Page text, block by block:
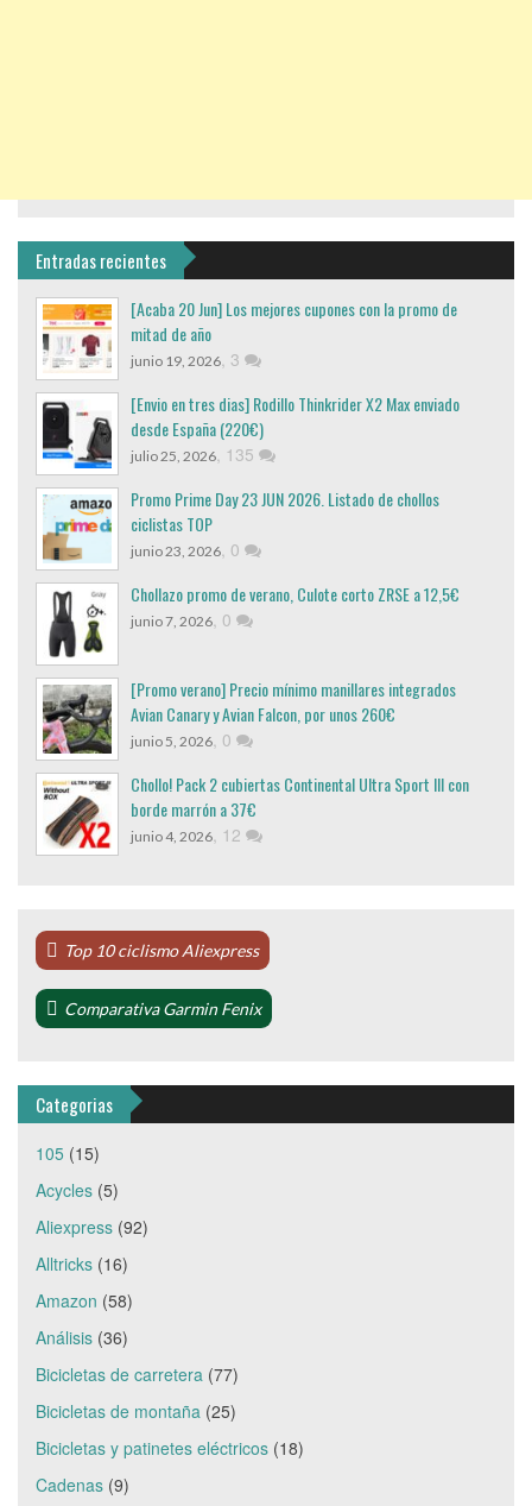
Entradas recientes
[Acaba 20 Jun] Los mejores cupones con la promo de
mitad de año
junio 19, 2026, 3
[Envio en tres dias] Rodillo Thinkrider X2 Max enviado
desde España (220€)
julio 25, 2026, 135
Promo Prime Day 23 JUN 2026. Listado de chollos
ciclistas TOP
junio 23, 2026, 0
Chollazo promo de verano, Culote corto ZRSE a 12,5€
junio 7, 2026, 0
[Promo verano] Precio mínimo manillares integrados
Avian Canary y Avian Falcon, por unos 260€
junio 5, 2026, 0
Chollo! Pack 2 cubiertas Continental Ultra Sport III con
borde marrón a 37€
junio 4, 2026, 12
Top 10 ciclismo Aliexpress
Comparativa Garmin Fenix
Categorias
105 (15)
Acycles (5)
Aliexpress (92)
Alltricks (16)
Amazon (58)
Análisis (36)
Bicicletas de carretera (77)
Bicicletas de montaña (25)
Bicicletas y patinetes eléctricos (18)
Cadenas (9)